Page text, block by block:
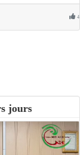
4
jours